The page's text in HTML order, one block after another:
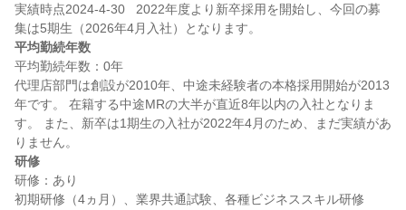
実績時点2024-4-30   2022年度より新卒採用を開始し、今回の募
平均勤続年数
平均勤続年数：0年
代理店部門は創設が2010年、中途未経験者の本格採用開始が2013
年です。 在籍する中途MRの大半が直近8年以内の入社となりま
す。 また、新卒は1期生の入社が2022年4月のため、まだ実績があ
研修
研修：あり